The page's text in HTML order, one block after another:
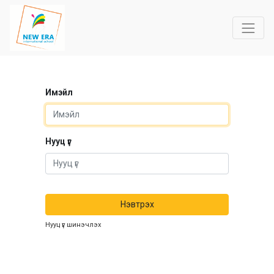
Имэйл
Нууц үг
Нэвтрэх
Нууц үг шинэчлэх